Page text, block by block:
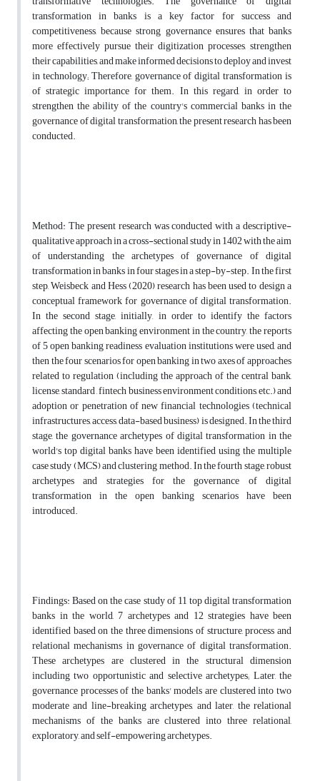
transformation in banks is a key factor for success and
competitiveness, because strong governance ensures that banks
more effectively pursue their digitization processes, strengthen
their capabilities, and make informed decisions to deploy and invest
in technology; Therefore, governance of digital transformation is
of strategic importance for them. In this regard, in order to
strengthen the ability of the country's commercial banks in the
governance of digital transformation, the present research has been
conducted.
Method: The present research was conducted with a descriptive-
qualitative approach in a cross-sectional study in 1402 with the aim
of understanding the archetypes of governance of digital
transformation in banks in four stages in a step-by-step. In the first
step, Weisbeck and Hess (2020) research has been used to design a
conceptual framework for governance of digital transformation.
In the second stage, initially, in order to identify the factors
affecting the open banking environment in the country, the reports
of 5 open banking readiness evaluation institutions were used, and
then the four scenarios for open banking in two axes of approaches
related to regulation (including the approach of the central bank,
license, standard , fintech business environment conditions, etc.) and
adoption or penetration of new financial technologies (technical
infrastructures, access, data-based business) is designed. In the third
stage, the governance archetypes of digital transformation in the
world's top digital banks have been identified using the multiple
case study (MCS) and clustering method. In the fourth stage, robust
archetypes and strategies for the governance of digital
transformation in the open banking scenarios have been
introduced.
Findings: Based on the case study of 11 top digital transformation
banks in the world, 7 archetypes and 12 strategies have been
identified based on the three dimensions of structure, process and
relational mechanisms in governance of digital transformation.
These archetypes are clustered in the structural dimension
including two opportunistic and selective archetypes; Later, the
governance processes of the banks' models are clustered into two
moderate and line-breaking archetypes, and later, the relational
mechanisms of the banks are clustered into three relational,
exploratory, and self-empowering archetypes.